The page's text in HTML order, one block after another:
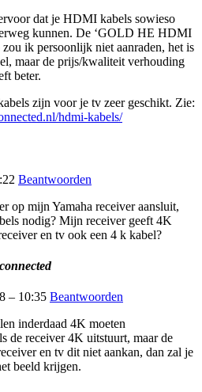
dat je HDMI kabels sowieso
kunnen. De ‘GOLD HE HDMI
zou ik persoonlijk niet aanraden, het is
maar de prijs/kwaliteit verhouding
beter.
zijn voor je tv zeer geschikt. Zie:
hdmi-kabels/
Beantwoorden
op mijn Yamaha receiver aansluit,
nodig? Mijn receiver geeft 4K
en tv ook een 4 k kabel?
– 10:35 Beantwoorden
inderdaad 4K moeten
de receiver 4K uitstuurt, maar de
en tv dit niet aankan, dan zal je
beeld krijgen.